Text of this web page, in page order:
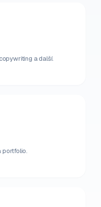
a další.
portfolio.